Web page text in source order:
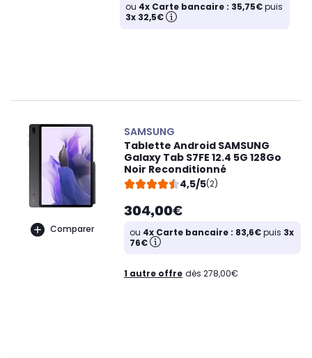
ou 4x Carte bancaire : 35,75€puis
3x 32,5€
Comparer
SAMSUNG
Tablette Android SAMSUNG
Galaxy Tab S7FE 12.4 5G 128Go
Noir Reconditionné
4,5/5(2)
304,00€
ou 4x Carte bancaire : 83,6€puis 3x
76€
1 autre offre dès 278,00€